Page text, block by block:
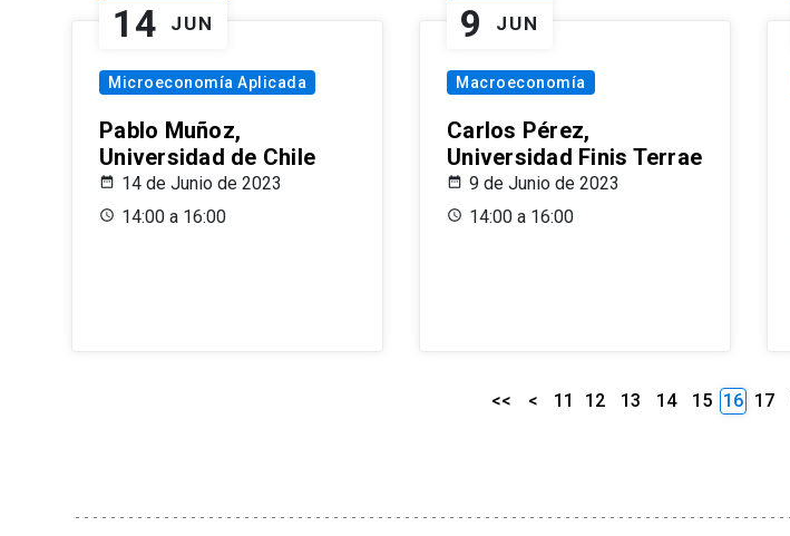
14 JUN
Microeconomía Aplicada
Pablo Muñoz,
Universidad de Chile
14 de Junio de 2023
14:00 a 16:00
9 JUN
Macroeconomía
Carlos Pérez,
Universidad Finis Terrae
9 de Junio de 2023
14:00 a 16:00
<< < 11 12 13 14 15 16 17